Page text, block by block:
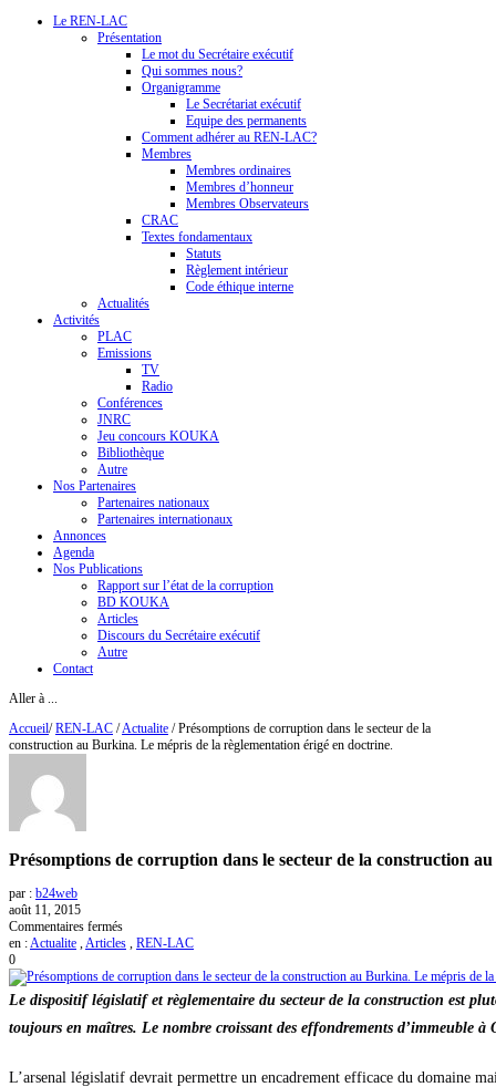
Le REN-LAC
Présentation
Le mot du Secrétaire exécutif
Qui sommes nous?
Organigramme
Le Secrétariat exécutif
Equipe des permanents
Comment adhérer au REN-LAC?
Membres
Membres ordinaires
Membres d’honneur
Membres Observateurs
CRAC
Textes fondamentaux
Statuts
Règlement intérieur
Code éthique interne
Actualités
Activités
PLAC
Emissions
TV
Radio
Conférences
JNRC
Jeu concours KOUKA
Bibliothèque
Autre
Nos Partenaires
Partenaires nationaux
Partenaires internationaux
Annonces
Agenda
Nos Publications
Rapport sur l’état de la corruption
BD KOUKA
Articles
Discours du Secrétaire exécutif
Autre
Contact
Aller à ...
Accueil/ REN-LAC /Actualite / Présomptions de corruption dans le secteur de la
construction au Burkina. Le mépris de la règlementation érigé en doctrine.
Présomptions de corruption dans le secteur de la construction
par : b24web
août 11, 2015
Commentaires fermés
Présomptions
corruption
dans
le
secteur
construction
en : Actualite Articles
REN-LAC
0
Le dispositif législatif et règlementaire du secteur de la construction est
toujours en maîtres. Le nombre croissant des effondrements d’immeuble
L’arsenal législatif devrait permettre un encadrement efficace du domaine